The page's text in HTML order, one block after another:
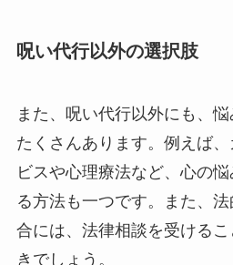
呪い代行以外の選択肢
また、呪い代行以外にも、
たくさんあります。例えば
ビスや心理療法など、心の
る方法も一つです。また、
合には、法律相談を受ける
きでしょう。